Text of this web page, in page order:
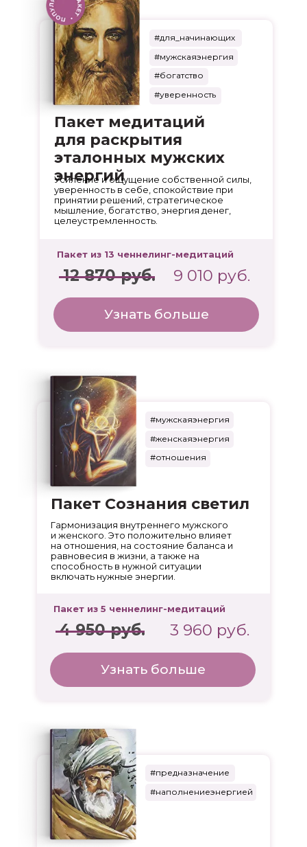
#для_начинающих
#мужскаяэнергия
#богатство
Пакет медитаций
для раскрытия
эталонных мужских
энергий
12 870 руб. 9 010 руб.
Усиление и ощущение собственной силы,
уверенность в себе, спокойствие при
принятии решений, стратегическое
мышление, богатство, энергия денег,
целеустремленность.
Пакет из 13 ченнелинг-медитаций
Узнать больше
#уверенность
#мужскаяэнергия
#женскаяэнергия
#отношения
Пакет Сознания светил
4 950 руб. 3 960 руб.
Гармонизация внутреннего мужского
и женского. Это положительно влияет
на отношения, на состояние баланса и
равновесия в жизни, а также на
способность в нужной ситуации
включать нужные энергии.
Пакет из 5 ченнелинг-медитаций
Узнать больше
#предназначение
#наполнениеэнергией